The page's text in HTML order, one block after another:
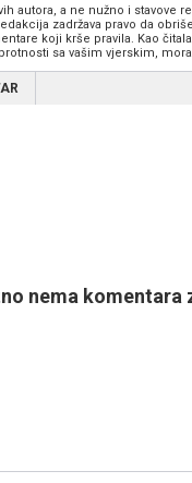
autora, a ne nužno i
zadržava pravo da
koji krše pravila. Kao
sa vašim vjerskim,
nema komentara